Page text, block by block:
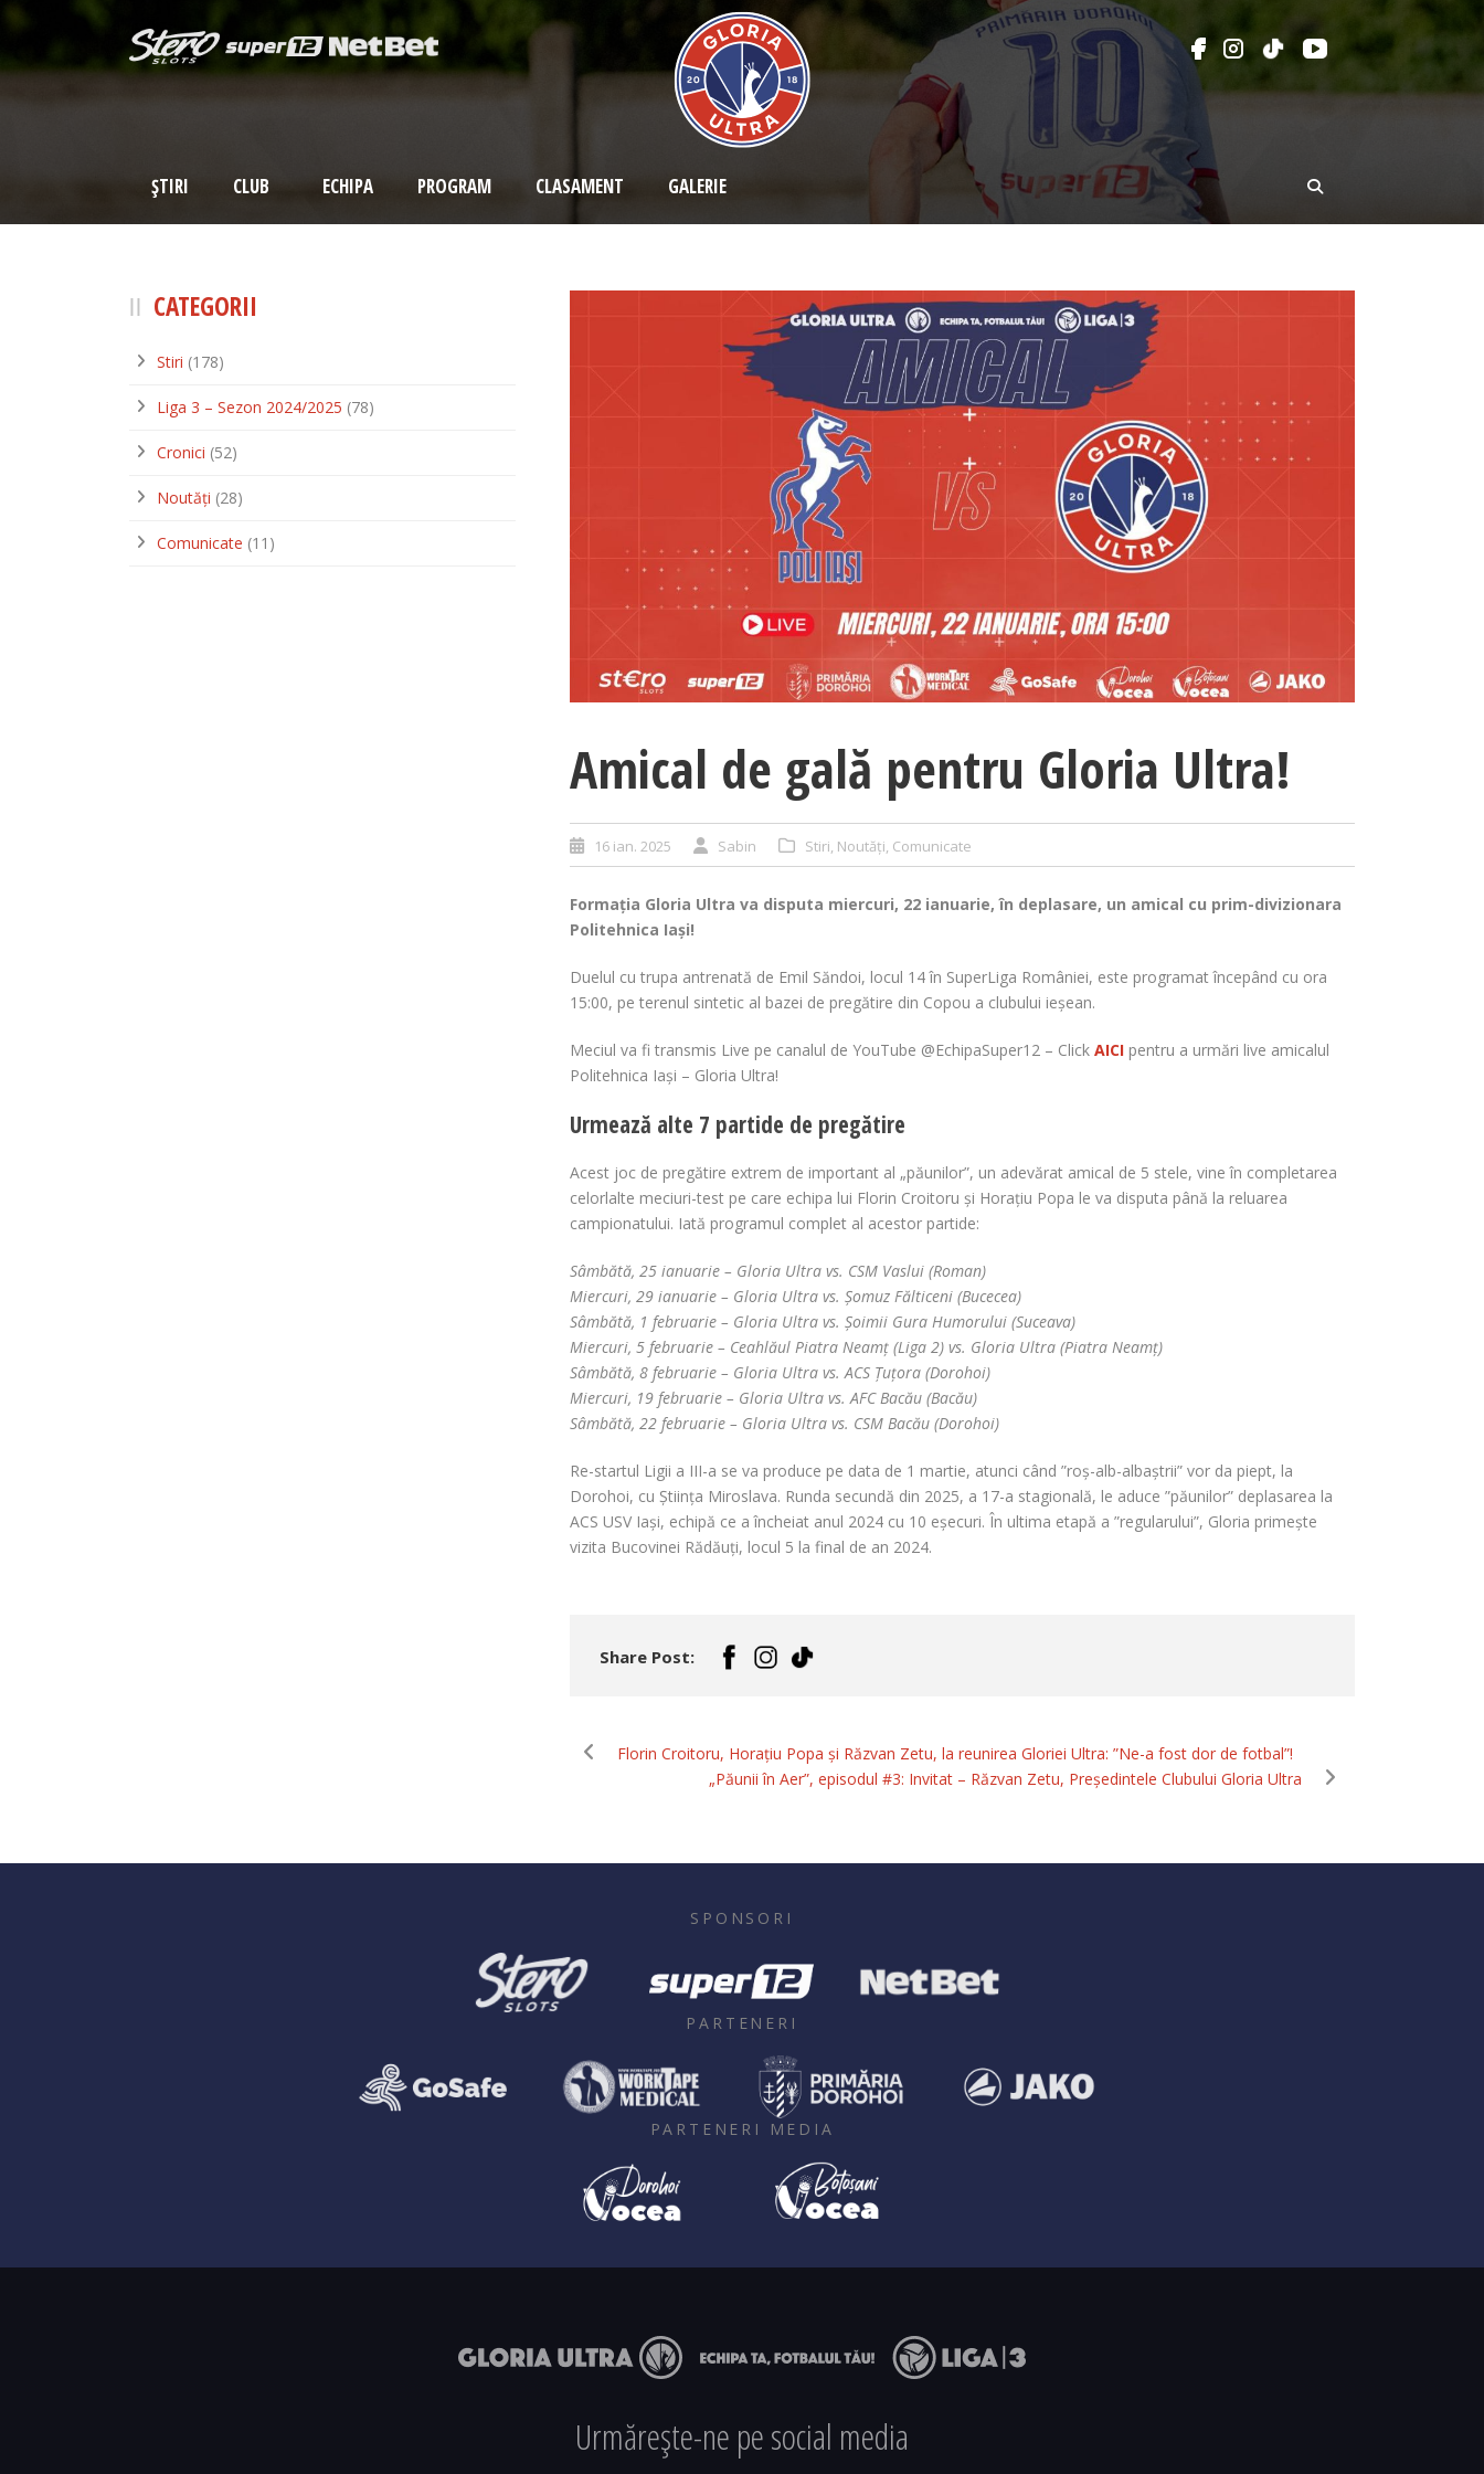
ȘTIRI CLUB ECHIPA PROGRAM CLASAMENT GALERIE
Amical de gală pentru Gloria Ultra!
16 ian. 2025 Sabin Stiri, Noutăți, Comunicate
Formația Gloria Ultra va disputa miercuri, 22 ianuarie, în deplasare, un amical cu prim-divizionara
Politehnica Iași!
Duelul cu trupa antrenată de Emil Săndoi, locul 14 în SuperLiga României, este programat începând cu ora
15:00, pe terenul sintetic al bazei de pregătire din Copou a clubului ieșean.
Meciul va fi transmis Live pe canalul de YouTube @EchipaSuper12 – Click AICI pentru a urmări live amicalul
Politehnica Iași – Gloria Ultra!
Urmează alte 7 partide de pregătire
Acest joc de pregătire extrem de important al „păunilor”, un adevărat amical de 5 stele, vine în completarea
celorlalte meciuri-test pe care echipa lui Florin Croitoru și Horațiu Popa le va disputa până la reluarea
campionatului. Iată programul complet al acestor partide:
Sâmbătă, 25 ianuarie – Gloria Ultra vs. CSM Vaslui (Roman)
Miercuri, 29 ianuarie – Gloria Ultra vs. Șomuz Fălticeni (Bucecea)
Sâmbătă, 1 februarie – Gloria Ultra vs. Șoimii Gura Humorului (Suceava)
Miercuri, 5 februarie – Ceahlăul Piatra Neamț (Liga 2) vs. Gloria Ultra (Piatra Neamț)
Sâmbătă, 8 februarie – Gloria Ultra vs. ACS Țuțora (Dorohoi)
Miercuri, 19 februarie – Gloria Ultra vs. AFC Bacău (Bacău)
Sâmbătă, 22 februarie – Gloria Ultra vs. CSM Bacău (Dorohoi)
Re-startul Ligii a III-a se va produce pe data de 1 martie, atunci când ”roș-alb-albaștrii” vor da piept, la
Dorohoi, cu Știința Miroslava. Runda secundă din 2025, a 17-a stagională, le aduce ”păunilor” deplasarea la
ACS USV Iași, echipă ce a încheiat anul 2024 cu 10 eșecuri. În ultima etapă a ”regularului”, Gloria primește
vizita Bucovinei Rădăuți, locul 5 la final de an 2024.
Share Post:
Florin Croitoru, Horațiu Popa și Răzvan Zetu, la reunirea Gloriei Ultra: ”Ne-a fost dor de fotbal”!
„Păunii în Aer”, episodul #3: Invitat – Răzvan Zetu, Președintele Clubului Gloria Ultra
CATEGORII
Stiri (178)
Liga 3 – Sezon 2024/2025 (78)
Cronici (52)
Noutăți (28)
Comunicate (11)
SPONSORI
PARTENERI
PARTENERI MEDIA
Urmărește-ne pe social media